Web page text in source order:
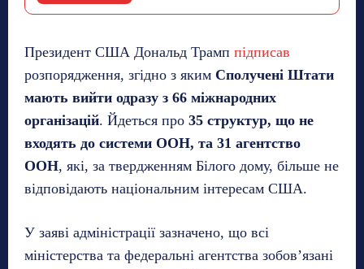
Президент США Дональд Трамп підписав
розпорядження, згідно з яким Сполучені Штати
мають вийти одразу з 66 міжнародних
організацій. Йдеться про 35 структур, що не
входять до системи ООН, та 31 агентство
ООН, які, за твердженням Білого дому, більше не
відповідають національним інтересам США.
У заяві адміністрації зазначено, що всі
міністерства та федеральні агентства зобов’язані